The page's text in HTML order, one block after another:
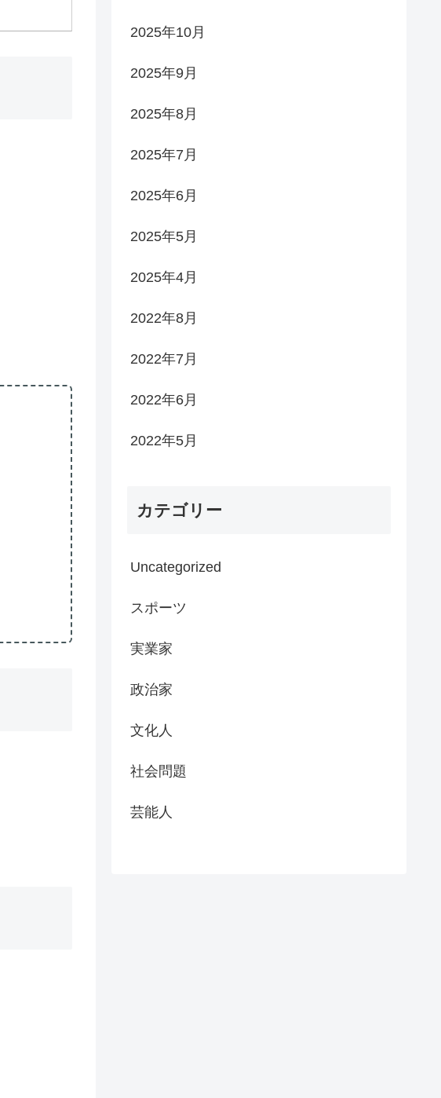
2025年10月
2025年9月
2025年8月
2025年7月
2025年6月
2025年5月
2025年4月
2022年8月
2022年7月
2022年6月
2022年5月
カテゴリー
Uncategorized
スポーツ
実業家
政治家
文化人
社会問題
芸能人